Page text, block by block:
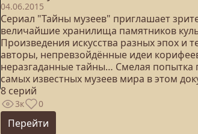
04.06.2015
Сериал "Тайны музеев" приглашает
величайшие хранилища памятников
Произведения искусства разных эпох и
авторы, непревзойдённые идеи
неразгаданные тайны… Смелая попытка
самых известных музеев мира в этом
8 серий
3к 0
Перейти